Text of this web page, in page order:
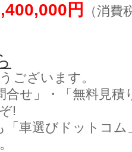
円 （消費
ございます。
せ」・「無料見積
!
「車選びドットコ